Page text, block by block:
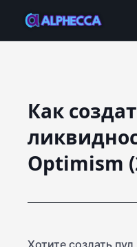
Как
Optimism
Хотите создать